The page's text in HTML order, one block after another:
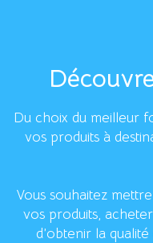
Du choix du meilleur
vos produits à
Vous souhaitez
vos produits,
d’obtenir la